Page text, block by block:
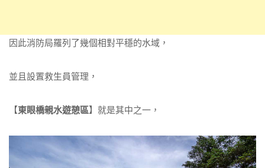
因此消防局羅列了幾個相對平穩的水域，
並且設置救生員管理，
【東眼橋親水遊憩區】就是其中之一，